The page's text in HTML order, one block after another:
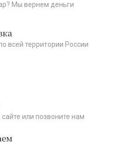
Мы вернем деньги
всей территории России
или позвоните нам